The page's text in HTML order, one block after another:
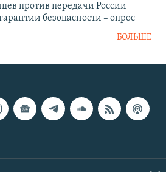
против передачи России
безопасности – опрос
БОЛЬШЕ